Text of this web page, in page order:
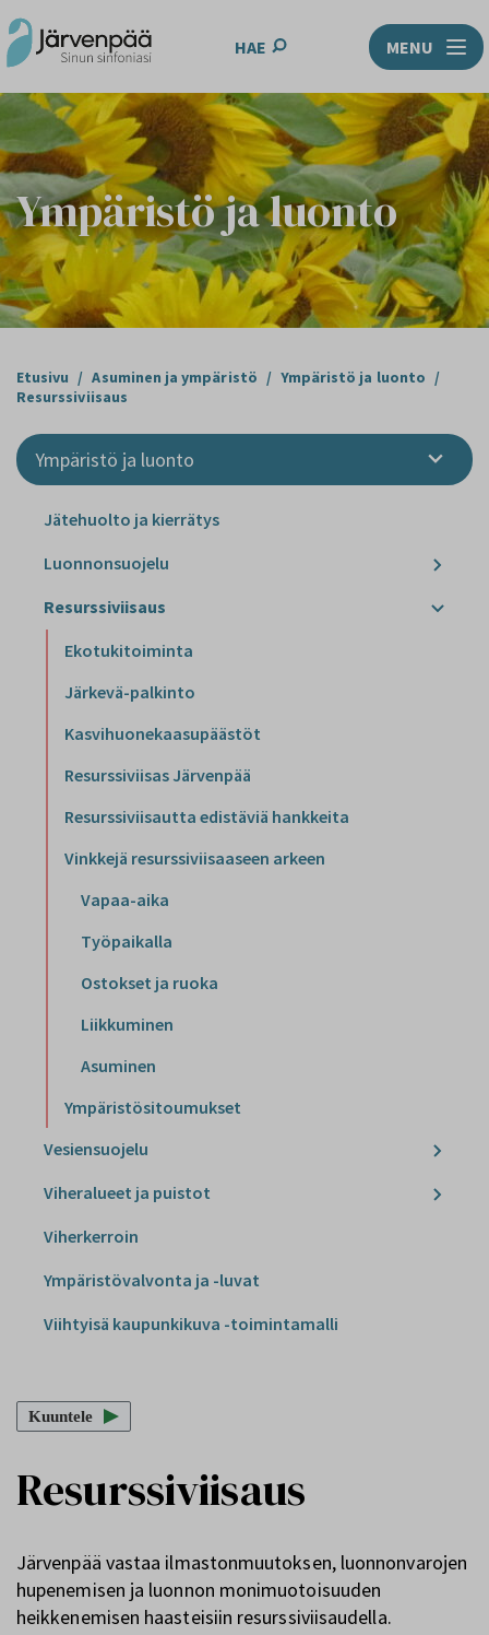
HAE MENU
Ympäristö ja luonto
Etusivu / Asuminen ja ympäristö / Ympäristö ja luonto /
Resurssiviisaus
Ympäristö ja luonto
Jätehuolto ja kierrätys
Luonnonsuojelu
Resurssiviisaus
Ekotukitoiminta
Järkevä-palkinto
Kasvihuonekaasupäästöt
Resurssiviisas Järvenpää
Resurssiviisautta edistäviä hankkeita
Vinkkejä resurssiviisaaseen arkeen
Vapaa-aika
Työpaikalla
Ostokset ja ruoka
Liikkuminen
Asuminen
Ympäristösitoumukset
Vesiensuojelu
Viheralueet ja puistot
Viherkerroin
Ympäristövalvonta ja -luvat
Viihtyisä kaupunkikuva -toimintamalli
Kuuntele
Resurssiviisaus
Järvenpää vastaa ilmastonmuutoksen, luonnonvarojen
hupenemisen ja luonnon monimuotoisuuden
heikkenemisen haasteisiin resurssiviisaudella.